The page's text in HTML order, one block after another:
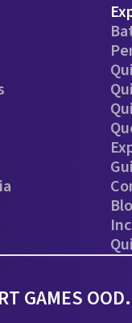
GAMES